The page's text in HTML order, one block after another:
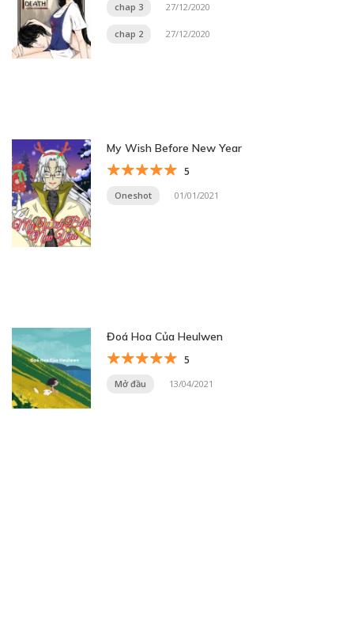
chap 3 27/12/2020
chap 2 27/12/2020
My Wish Before New Year
5
Oneshot 01/01/2021
Đoá Hoa Của Heulwen
5
Mở đầu 13/04/2021